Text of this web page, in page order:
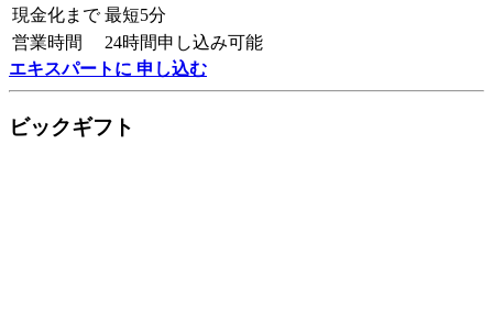
現金化まで 最短5分
営業時間
24時間申し込み可能
エキスパートに 申し込む
ビックギフト